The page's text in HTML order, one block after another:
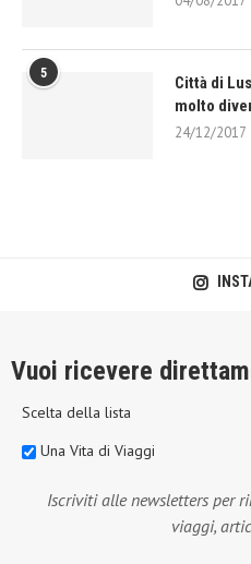
5
Città di
molto
24/12/2017
Vuoi ricevere
Scelta della lista
Una Vita di Viaggi
Iscriviti alle newsletters per
viaggi,